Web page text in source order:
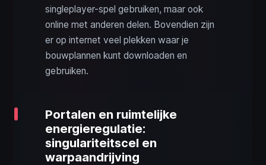
singleplayer-spel gebruiken, maar ook
online met anderen delen. Bovendien zijn
er op internet veel plekken waar je
bouwplannen kunt downloaden en
gebruiken.
Portalen en ruimtelijke
energieregulatie:
singulariteitscel en
warpaandrijving